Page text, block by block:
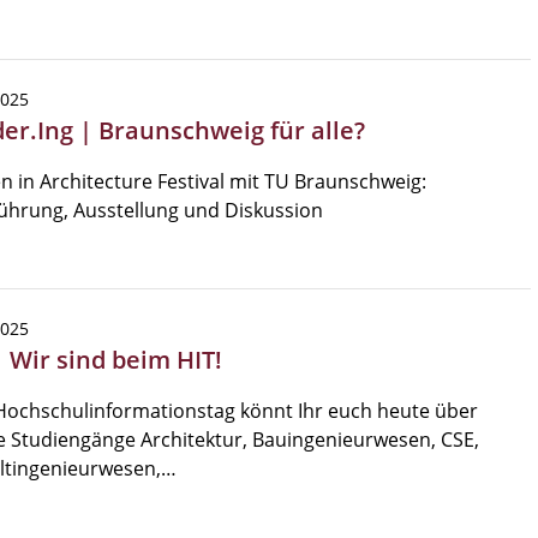
| Braunschweig für alle?
in Architecture Festival mit TU Braunschweig:
Ausstellung und Diskussion
Wir sind beim HIT!
könnt Ihr euch heute über
Studiengänge Architektur, Bauingenieurwesen, CSE,